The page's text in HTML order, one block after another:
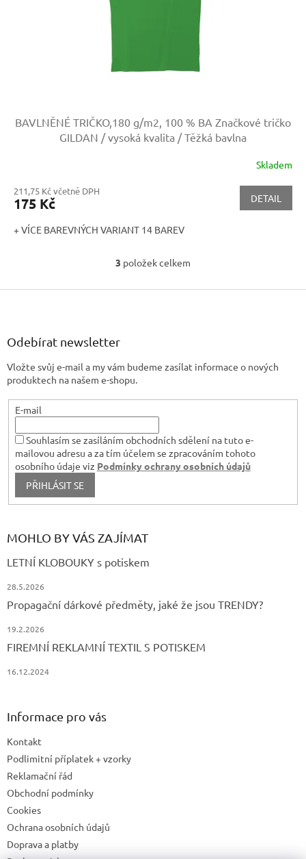
BAVLNĚNÉ TRIČKO,180 g/m2, 100 % BA Značkové tričko
GILDAN / vysoká kvalita / Těžká bavlna
Skladem
211,75 Kč včetně DPH
175 Kč DETAIL
+ VÍCE BAREVNÝCH VARIANT 14 BAREV
O
l
p
v
v
ý
p
u
3 položek celkem
Z
Odebírat newsletter
Vložte svůj e-mail a my vám budeme zasílat informace o nových
produktech na našem e-shopu.
E-mail
Souhlasím se zasíláním obchodních sdělení na tuto e-
mailovou adresu a za tím účelem se zpracováním tohoto
osobního údaje viz Podmínky ochrany osobních údajů
PŘIHLÁSIT SE
MOHLO BY VÁS ZAJÍMAT
LETNÍ KLOBOUKY s potiskem
28.5.2026
Propagační dárkové předměty, jaké že jsou TRENDY?
19.2.2026
FIREMNÍ REKLAMNÍ TEXTIL S POTISKEM
16.12.2024
Informace pro vás
Kontakt
Podlimitní příplatek + vzorky
Reklamační řád
Obchodní podmínky
Cookies
Ochrana osobních údajů
Doprava a platby